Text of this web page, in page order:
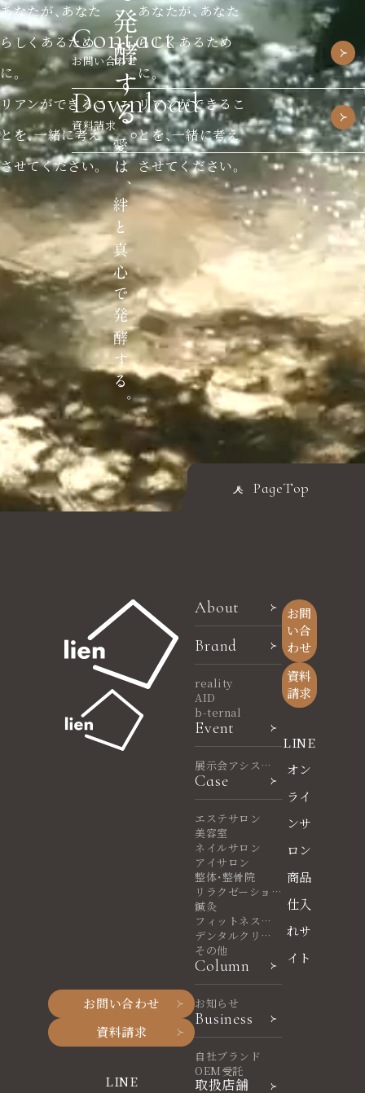
あなたが、あなた
らしくあるため
に。
リアンができるこ
とを、一緒に考え
させてください。
あなたが、あなた
らしくあるため
に。
リアンができるこ
とを、一緒に考え
させてください。
Contact
お問い合わせ
Download
資料請求
PageTop
お問い合わせ
資料請求
LINE
About
Brand
reality
AID
b-ternal
Event
展示会アシスタ
ント
Case
エステサロン
美容室
ネイルサロン
アイサロン
整体・整骨院
リラクゼーショ
ンサロン
鍼灸
フィットネスヨ
ガ
デンタルクリニ
ック
その他
Column
お知らせ
Business
自社ブランド
OEM受託
取扱店舗
お問
い合
わせ
資料
請求
LINE
オン
ライ
ンサ
ロン
商品
仕入
れサ
イト